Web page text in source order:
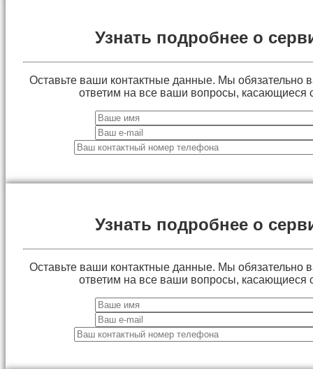
Узнать подробнее о
Оставьте ваши контактные данные. Мы обязательно
ответим на все ваши вопросы, касающиеся
Узнать подробнее о
Оставьте ваши контактные данные. Мы обязательно
ответим на все ваши вопросы, касающиеся